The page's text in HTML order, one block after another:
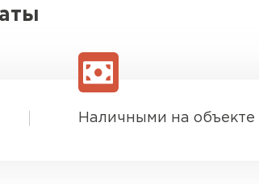
Наличными на объекте
ВСЕ ПРОИЗВОДИТЕЛИ